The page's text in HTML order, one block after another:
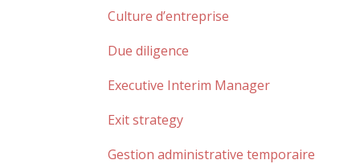
Culture d’entreprise
Due diligence
Executive Interim Manager
Exit strategy
Gestion administrative temporaire